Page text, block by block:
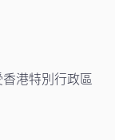
港特別行政區